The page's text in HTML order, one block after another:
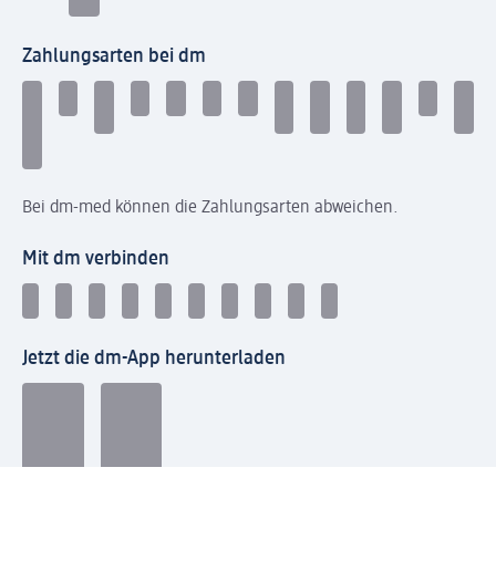
Zahlungsarten bei dm
Bei dm-med können die Zahlungsarten abweichen.
Mit dm verbinden
Jetzt die dm-App herunterladen